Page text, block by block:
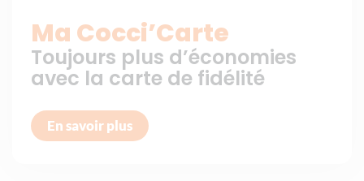
Ma Cocci’Carte
Toujours plus d’économies
avec la carte de fidélité
En savoir plus